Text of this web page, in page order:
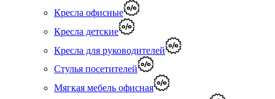
Кресла офисные
Кресла детские
Кресла для руководителей
Стулья посетителей
Мягкая мебель офисная